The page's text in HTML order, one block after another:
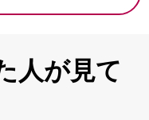
人が見て